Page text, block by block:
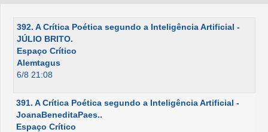
392. A Crítica Poética segundo a Inteligência Artificial -
JÚLIO BRITO.
Espaço Crítico
Alemtagus
6/8 21:08
391. A Crítica Poética segundo a Inteligência Artificial -
JoanaBeneditaPaes..
Espaço Crítico